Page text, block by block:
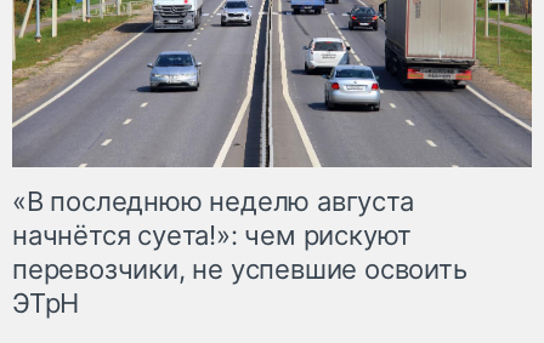
«В последнюю неделю августа
начнётся суета!»: чем рискуют
перевозчики, не успевшие освоить
ЭТрН